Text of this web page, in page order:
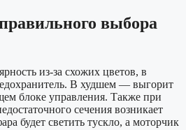
выбора
из-за схожих цветов, в
В худшем — выгорит
блоке управления. Также при
сечения возникает
будет светить тускло, а моторчик